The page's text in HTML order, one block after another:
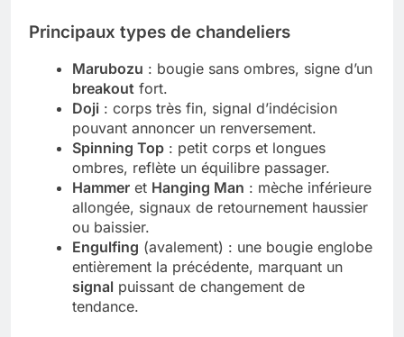
Principaux types de chandeliers
Marubozu : bougie sans ombres, signe d’un
breakout fort.
Doji : corps très fin, signal d’indécision
pouvant annoncer un renversement.
Spinning Top : petit corps et longues
ombres, reflète un équilibre passager.
Hammer et Hanging Man : mèche inférieure
allongée, signaux de retournement haussier
ou baissier.
Engulfing (avalement) : une bougie englobe
entièrement la précédente, marquant un
signal puissant de changement de
tendance.